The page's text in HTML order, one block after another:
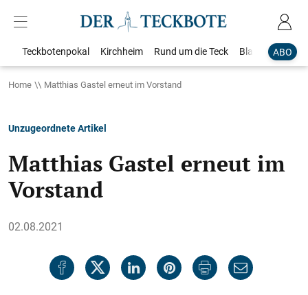
ABO
Teckbotenpokal Kirchheim Rund um die Teck Blaulicht
Home Matthias Gastel erneut im Vorstand
Unzugeordnete Artikel
Matthias Gastel erneut im
Vorstand
02.08.2021